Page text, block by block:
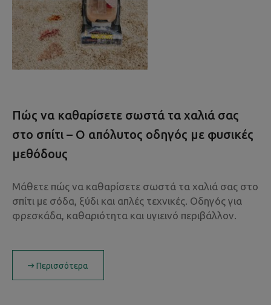
Πώς να καθαρίσετε σωστά τα χαλιά σας
στο σπίτι – Ο απόλυτος οδηγός με φυσικές
μεθόδους
Μάθετε πώς να καθαρίσετε σωστά τα χαλιά σας στο
σπίτι με σόδα, ξύδι και απλές τεχνικές. Οδηγός για
φρεσκάδα, καθαριότητα και υγιεινό περιβάλλον.
Περισσότερα